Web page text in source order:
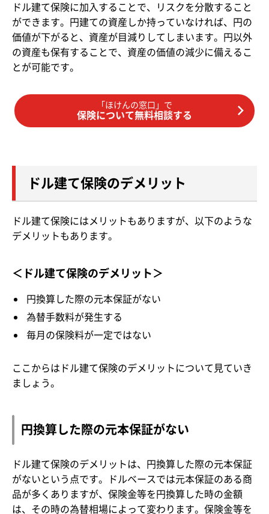
ドル建て保険に加入することで、リスクを分散すること
ができます。円建ての資産しか持っていなければ、円の
価値が下がると、資産が目減りしてしまいます。円以外
の資産も保有することで、資産の価値の減少に備えるこ
とが可能です。
「ほけんの窓口」で
保険について無料相談する
ドル建て保険のデメリット
ドル建て保険にはメリットもありますが、以下のような
デメリットもあります。
＜ドル建て保険のデメリット＞
円換算した際の元本保証がない
為替手数料が発生する
毎月の保険料が一定ではない
ここからはドル建て保険のデメリットについて見ていき
ましょう。
円換算した際の元本保証がない
ドル建て保険のデメリットは、円換算した際の元本保証
がないという点です。ドルベースでは元本保証のある商
品が多くありますが、保険金等を円換算した時の金額
は、その時の為替相場によって変わります。保険金等を